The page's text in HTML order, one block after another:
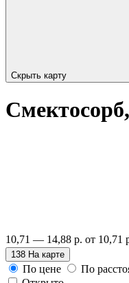
Скрыть карту
10,71 — 14,88 р. от 10,71
138 На карте
По цене
По